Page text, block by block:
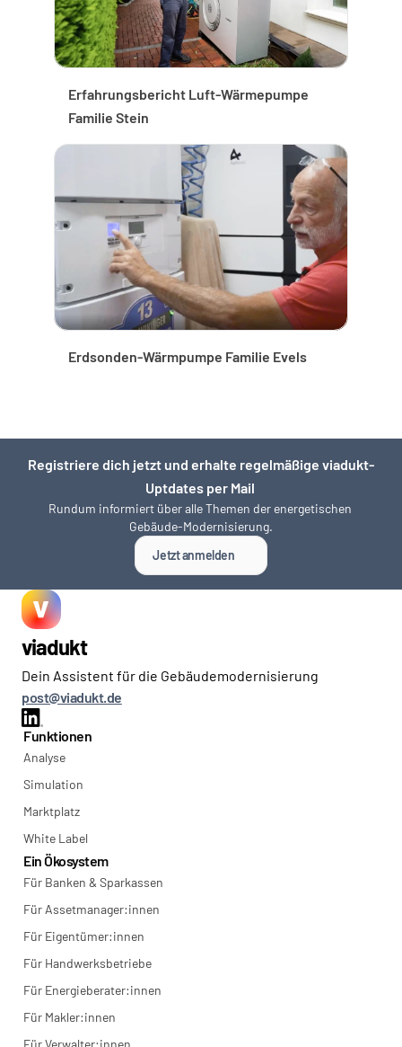
Erfahrungsbericht Luft-Wärmepumpe
Familie Stein
Erdsonden-Wärmpumpe Familie Evels
Registriere dich jetzt und erhalte regelmäßige viadukt-
Uptdates per Mail
Rundum informiert über alle Themen der energetischen
Gebäude-Modernisierung.
Jetzt anmelden
viadukt
Dein Assistent für die Gebäudemodernisierung
post@viadukt.de
Funktionen
Analyse
Simulation
Marktplatz
White Label
Ein Ökosystem
Für Banken & Sparkassen
Für Assetmanager:innen
Für Eigentümer:innen
Für Handwerksbetriebe
Für Energieberater:innen
Für Makler:innen